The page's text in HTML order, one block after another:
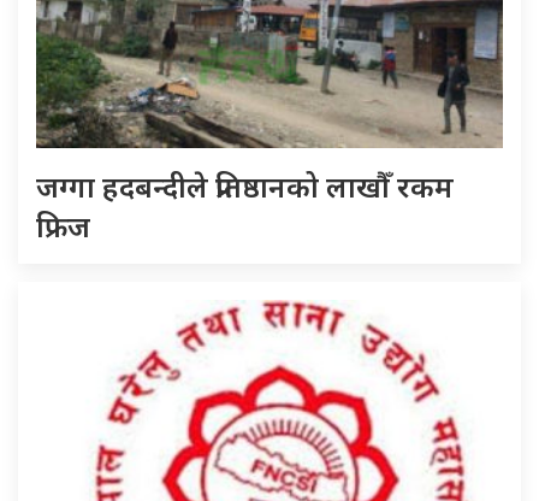
जग्गा हदबन्दीले प्रतिष्ठानको लाखौँ रकम
फ्रिज